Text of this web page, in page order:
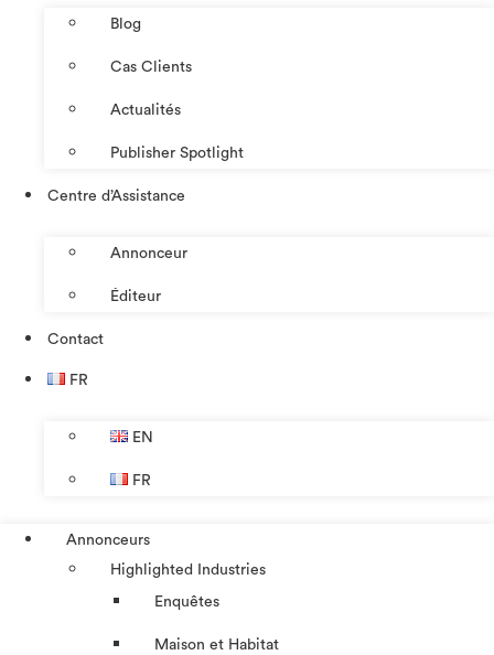
Blog
Cas Clients
Actualités
Publisher Spotlight
Centre d’Assistance
Annonceur
Éditeur
Contact
FR
EN
FR
Annonceurs
Highlighted Industries
Enquêtes
Maison et Habitat